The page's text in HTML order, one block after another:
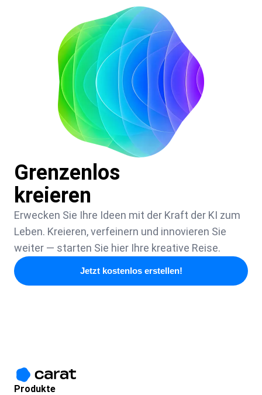
Grenzenlos
kreieren
Erwecken Sie Ihre Ideen mit der Kraft der KI zum
Leben. Kreieren, verfeinern und innovieren Sie
weiter — starten Sie hier Ihre kreative Reise.
Jetzt kostenlos erstellen!
Produkte